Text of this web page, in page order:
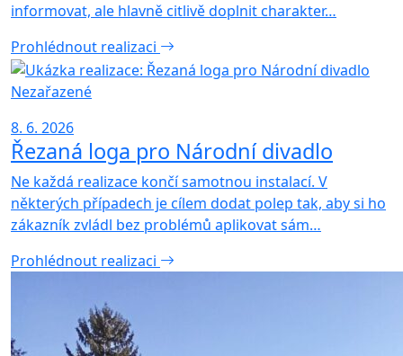
informovat, ale hlavně citlivě doplnit charakter…
Prohlédnout realizaci
Nezařazené
8. 6. 2026
Řezaná loga pro Národní divadlo
Ne každá realizace končí samotnou instalací. V
některých případech je cílem dodat polep tak, aby si ho
zákazník zvládl bez problémů aplikovat sám…
Prohlédnout realizaci